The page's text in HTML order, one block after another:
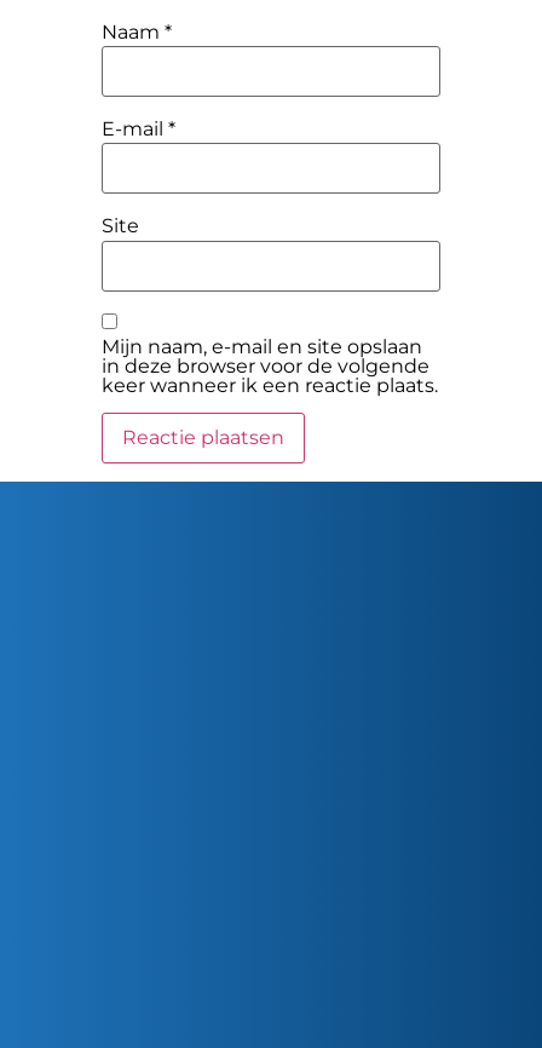
Naam *
E-mail *
Site
Mijn naam, e-mail en site opslaan
in deze browser voor de volgende
keer wanneer ik een reactie plaats.